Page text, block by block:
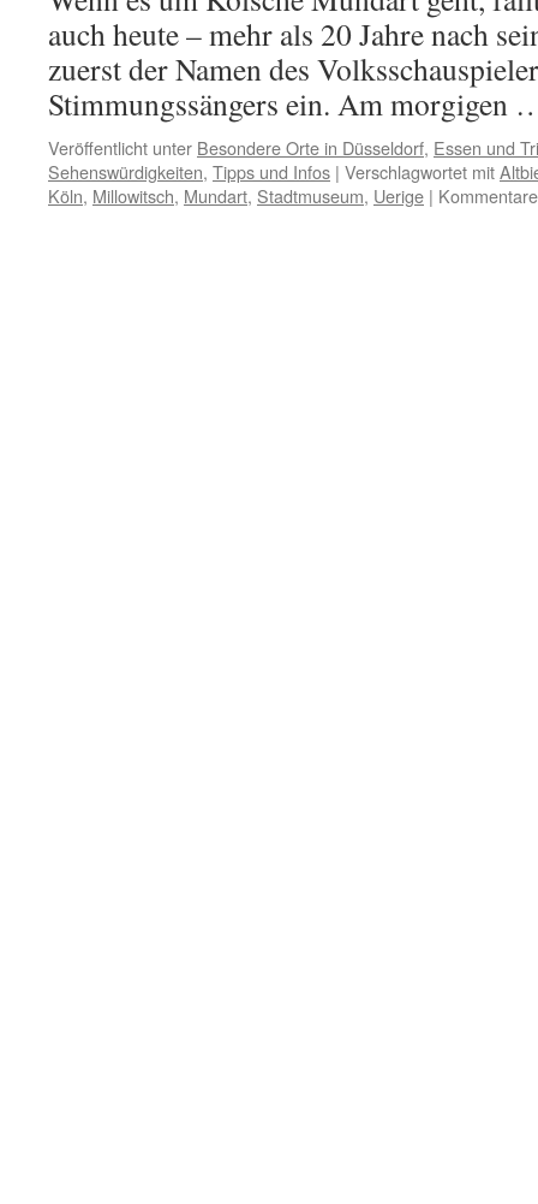
auch heute – mehr als 20 Jahre nach
zuerst der Namen des
Stimmungssängers ein. Am morgigen
Veröffentlicht unter Besondere Orte in Düsseldorf, Essen und
Sehenswürdigkeiten, Tipps und Infos | Verschlagwortet mit
Köln, Millowitsch, Mundart, Stadtmuseum, Uerige |